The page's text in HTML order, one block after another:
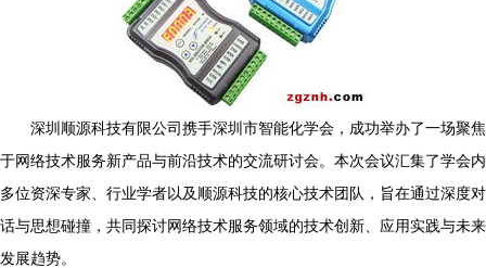
深圳顺源科技有限公司携手深圳市智能化学会，成功举办了一场聚焦
于网络技术服务新产品与前沿技术的交流研讨会。本次会议汇集了学会内
多位资深专家、行业学者以及顺源科技的核心技术团队，旨在通过深度对
话与思想碰撞，共同探讨网络技术服务领域的技术创新、应用实践与未来
发展趋势。